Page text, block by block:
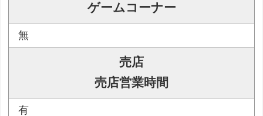
ゲームコーナー
無
売店
売店営業時間
有